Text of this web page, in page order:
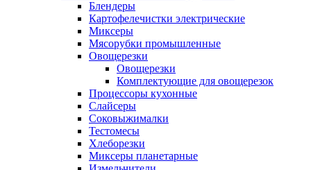
Блендеры
Картофелечистки электрические
Миксеры
Мясорубки промышленные
Овощерезки
Овощерезки
Комплектующие для овощерезок
Процессоры кухонные
Слайсеры
Соковыжималки
Тестомесы
Хлеборезки
Миксеры планетарные